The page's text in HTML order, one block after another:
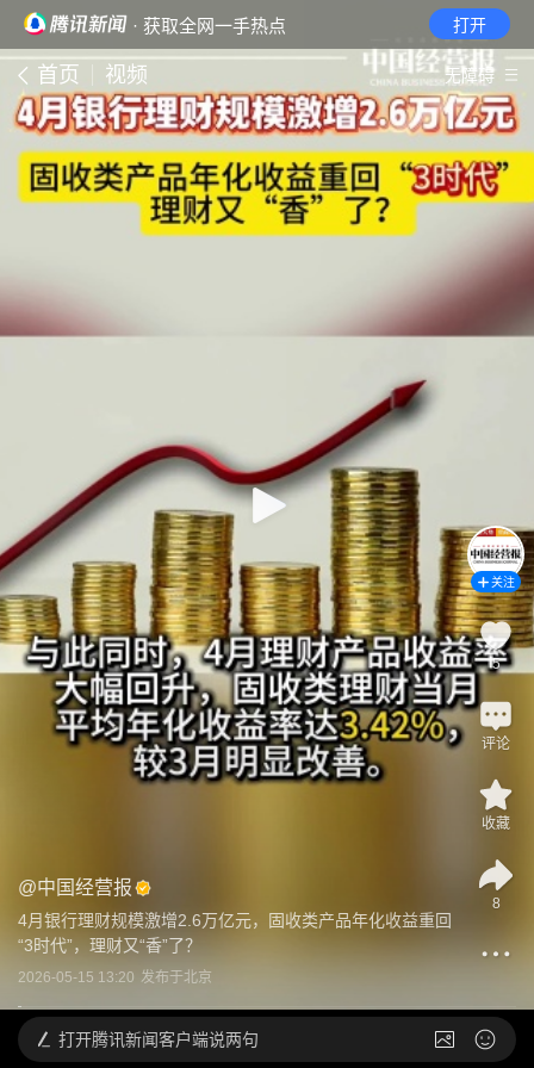
· 获取全网一手热点 打开
首页 视频 无障碍
@中国经营报
4月银行理财规模激增2.6万亿元，固收类产品年化收益重回
“3时代”，理财又“香”了？
2026-05-15 13:20 发布于北京
关注
5
评论
收藏
8
打开腾讯新闻客户端说两句